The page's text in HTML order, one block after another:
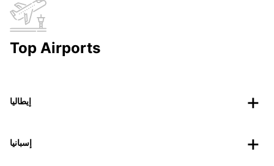
Top Airports
إيطاليا
إسبانيا